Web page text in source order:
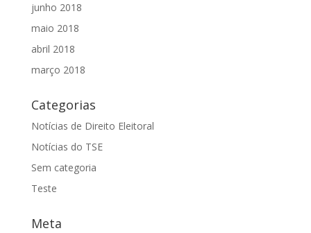
junho 2018
maio 2018
abril 2018
março 2018
Categorias
Notícias de Direito Eleitoral
Notícias do TSE
Sem categoria
Teste
Meta